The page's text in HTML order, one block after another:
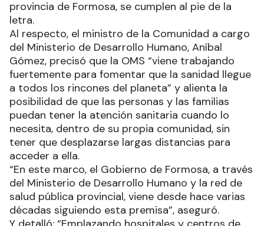
provincia de Formosa, se cumplen al pie de la
letra.
Al respecto, el ministro de la Comunidad a cargo
del Ministerio de Desarrollo Humano, Aníbal
Gómez, precisó que la OMS “viene trabajando
fuertemente para fomentar que la sanidad llegue
a todos los rincones del planeta” y alienta la
posibilidad de que las personas y las familias
puedan tener la atención sanitaria cuando lo
necesita, dentro de su propia comunidad, sin
tener que desplazarse largas distancias para
acceder a ella.
“En este marco, el Gobierno de Formosa, a través
del Ministerio de Desarrollo Humano y la red de
salud pública provincial, viene desde hace varias
décadas siguiendo esta premisa”, aseguró.